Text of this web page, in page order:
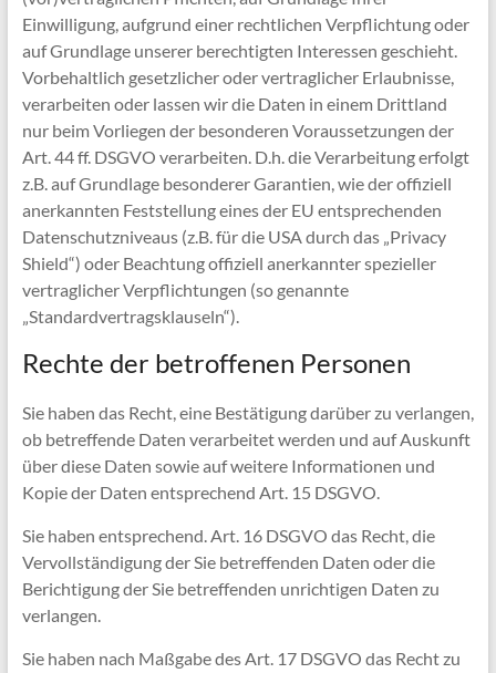
Einwilligung, aufgrund einer rechtlichen Verpflichtung oder
auf Grundlage unserer berechtigten Interessen geschieht.
Vorbehaltlich gesetzlicher oder vertraglicher Erlaubnisse,
verarbeiten oder lassen wir die Daten in einem Drittland
nur beim Vorliegen der besonderen Voraussetzungen der
Art. 44 ff. DSGVO verarbeiten. D.h. die Verarbeitung erfolgt
z.B. auf Grundlage besonderer Garantien, wie der offiziell
anerkannten Feststellung eines der EU entsprechenden
Datenschutzniveaus (z.B. für die USA durch das „Privacy
Shield“) oder Beachtung offiziell anerkannter spezieller
vertraglicher Verpflichtungen (so genannte
„Standardvertragsklauseln“).
Rechte der betroffenen Personen
Sie haben das Recht, eine Bestätigung darüber zu verlangen,
ob betreffende Daten verarbeitet werden und auf Auskunft
über diese Daten sowie auf weitere Informationen und
Kopie der Daten entsprechend Art. 15 DSGVO.
Sie haben entsprechend. Art. 16 DSGVO das Recht, die
Vervollständigung der Sie betreffenden Daten oder die
Berichtigung der Sie betreffenden unrichtigen Daten zu
verlangen.
Sie haben nach Maßgabe des Art. 17 DSGVO das Recht zu